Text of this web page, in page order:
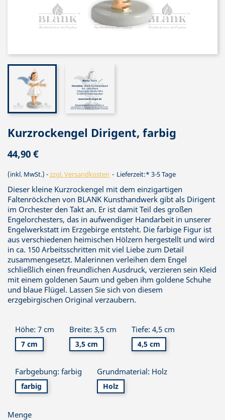
Kurzrockengel Dirigent, farbig
44,90 €
(inkl. MwSt.) zzgl. Versandkosten Lieferzeit:* 3-5 Tage
Dieser kleine Kurzrockengel mit dem einzigartigen
Faltenröckchen von BLANK Kunsthandwerk gibt als Dirigent
im Orchester den Takt an. Er ist damit Teil des großen
Engelorchesters, das in aufwendiger Handarbeit in unserer
Engelwerkstatt im Erzgebirge entsteht. Die farbige Figur ist
aus verschiedenen heimischen Hölzern hergestellt und wird
in ca. 150 Arbeitsschritten mit viel Liebe zum Detail
zusammengesetzt. Malerinnen verleihen dem Engel
schließlich einen freundlichen Ausdruck, verzieren sein Kleid
mit einem goldenen Saum und geben ihm goldene Schuhe
und blaue Flügel. Lassen Sie sich von diesem
erzgebirgischen Original verzaubern.
Höhe: 7 cm
7 cm
Breite: 3,5 cm
3,5 cm
Tiefe: 4,5 cm
4,5 cm
Farbgebung: farbig
farbig
Grundmaterial: Holz
Holz
Menge